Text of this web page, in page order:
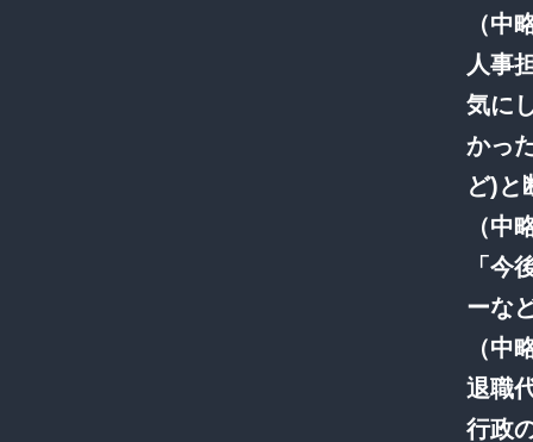
（中
人事
気に
かっ
ど)と
（中
「今
ーな
（中
退職
行政